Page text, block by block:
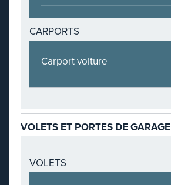
CARPORTS
Carport voiture
VOLETS ET PORTES DE GARAGE
VOLETS